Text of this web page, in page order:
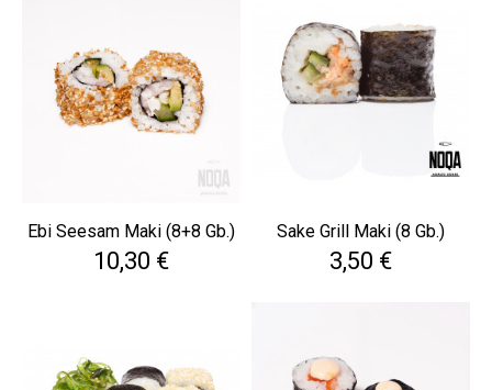
Ebi Seesam Maki (8+8 Gb.)
Cena
10,30 €
Sake Grill Maki (8 Gb.)
Cena
3,50 €